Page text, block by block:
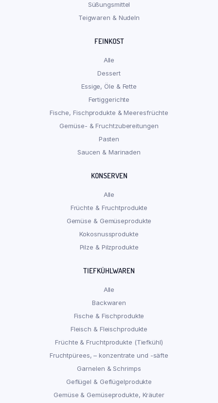
Süßungsmittel
Teigwaren & Nudeln
FEINKOST
Alle
Dessert
Essige, Öle & Fette
Fertiggerichte
Fische, Fischprodukte & Meeresfrüchte
Gemüse- & Fruchtzubereitungen
Pasten
Saucen & Marinaden
KONSERVEN
Alle
Früchte & Fruchtprodukte
Gemüse & Gemüseprodukte
Kokosnussprodukte
Pilze & Pilzprodukte
TIEFKÜHLWAREN
Alle
Backwaren
Fische & Fischprodukte
Fleisch & Fleischprodukte
Früchte & Fruchtprodukte (Tiefkühl)
Fruchtpürees, – konzentrate und -säfte
Garnelen & Schrimps
Geflügel & Geflügelprodukte
Gemüse & Gemüseprodukte, Kräuter